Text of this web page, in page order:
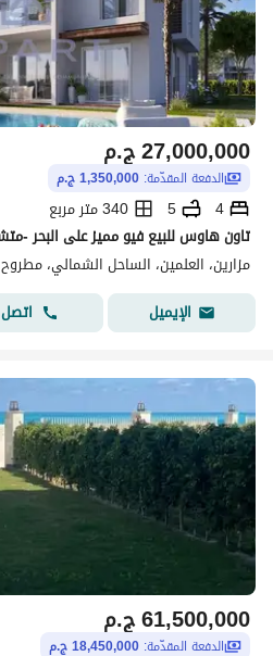
ج.م27,000,000
الدفعة المقدّمة: 1,350,000 ج.م
4
5
340 متر مربع
مزارين، العلمين، الساحل الشمالي، مطروح
الإيميل
اتصل
ج.م61,500,000
الدفعة المقدّمة: 18,450,000 ج.م